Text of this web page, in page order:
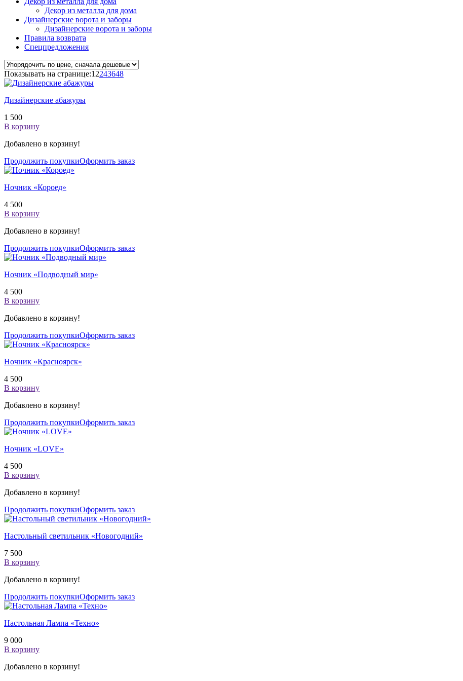
Декор из металла для дома
Дизайнерские ворота и заборы
Дизайнерские ворота и заборы
Правила возврата
Спецпредложения
Показывать на странице:12243648
Дизайнерские абажуры
1 500
В корзину
Добавлено в корзину!
Продолжить покупкиОформить заказ
Ночник «Короед»
4 500
В корзину
Добавлено в корзину!
Продолжить покупкиОформить заказ
Ночник «Подводный мир»
4 500
В корзину
Добавлено в корзину!
Продолжить покупкиОформить заказ
Ночник «Красноярск»
4 500
В корзину
Добавлено в корзину!
Продолжить покупкиОформить заказ
Ночник «LOVE»
4 500
В корзину
Добавлено в корзину!
Продолжить покупкиОформить заказ
Настольный светильник «Новогодний»
7 500
В корзину
Добавлено в корзину!
Продолжить покупкиОформить заказ
Настольная Лампа «Техно»
9 000
В корзину
Добавлено в корзину!